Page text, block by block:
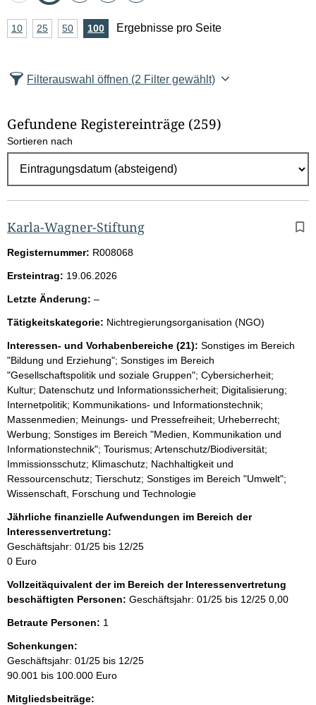
zurück
vor
A
z
l
E
g
e
b
n
s
s
e
p
r
o
S
e
i
t
e
10Ergebnisse
25Ergebnisse
50Ergebnisse
100Ergebnisse
Ergebnisse pro Seite
Filterauswahl öffnen (2 Filter gewählt)
Gefundene Registereinträge (259)
Sortieren nach
Karla-Wagner-Stiftung
Registernummer: R008068
Ersteintrag: 19.06.2026
Letzte Änderung: –l
e
r
Tätigkeitskategorie: Nichtregierungsorganisation (NGO)
Interessen- und Vorhabenbereiche (21): Sonstiges im Bereich
"Bildung und Erziehung"; Sonstiges im Bereich
"Gesellschaftspolitik und soziale Gruppen"; Cybersicherheit;
Kultur; Datenschutz und Informationssicherheit; Digitalisierung;
Internetpolitik; Kommunikations- und Informationstechnik;
Massenmedien; Meinungs- und Pressefreiheit; Urheberrecht;
Werbung; Sonstiges im Bereich "Medien, Kommunikation und
Informationstechnik"; Tourismus; Artenschutz/Biodiversität;
Immissionsschutz; Klimaschutz; Nachhaltigkeit und
Ressourcenschutz; Tierschutz; Sonstiges im Bereich "Umwelt";
Wissenschaft, Forschung und Technologie
Jährliche finanzielle Aufwendungen im Bereich der
Interessenvertretung:
Geschäftsjahr: 01/25 bis 12/25
0 Euro
Vollzeitäquivalent der im Bereich der Interessenvertretung
beschäftigten Personen: Geschäftsjahr: 01/25 bis 12/25 0,00
Betraute Personen: 1
Schenkungen:
Geschäftsjahr: 01/25 bis 12/25
90.001 bis 100.000 Euro
Mitgliedsbeiträge: